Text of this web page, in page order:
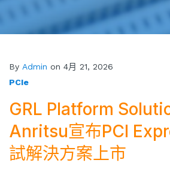
By Admin on 4月 21, 2026
PCIe
GRL Platform
Anritsu宣布PCI
試解決方案上市